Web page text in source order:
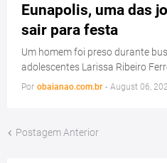
Eunapolis, uma das
sair para festa
Um homem foi preso durante
adolescentes Larissa Ribeiro
Por obaianao.com.br - August 06,
Postagem Anterior